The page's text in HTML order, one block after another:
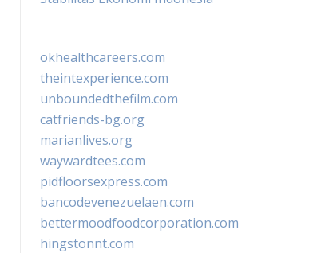
okhealthcareers.com
theintexperience.com
unboundedthefilm.com
catfriends-bg.org
marianlives.org
waywardtees.com
pidfloorsexpress.com
bancodevenezuelaen.com
bettermoodfoodcorporation.com
hingstonnt.com